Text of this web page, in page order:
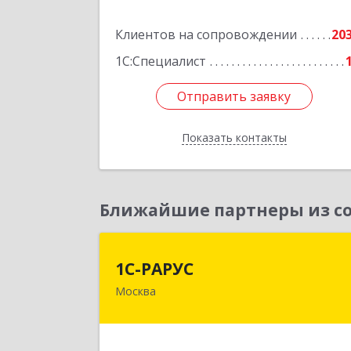
Клиентов на сопровождении
1С:Специалист
1
Отправить заявку
Показать контакты
Отправить заявку
Назад
Ближайшие партнеры из
1С-РАРУС
Москва127434, Москва г, Дмитровское ш,